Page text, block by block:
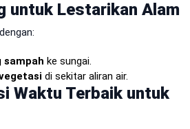
untuk Lestarikan Alam
sampah ke sungai.
di sekitar aliran air.
Waktu Terbaik untuk